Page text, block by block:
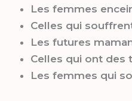
Les femmes
Celles qui
Les futures
Celles qui ont des
Les femmes qui